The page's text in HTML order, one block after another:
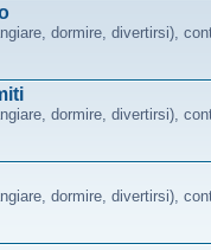
dormire, divertirsi),
dormire, divertirsi),
dormire, divertirsi),